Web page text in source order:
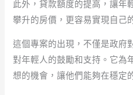
此外，貸款額度的提高，讓年
攀升的房價，更容易實現自己
這個專案的出現，不僅是政府
對年輕人的鼓勵和支持。它為
想的機會，讓他們能夠在穩定